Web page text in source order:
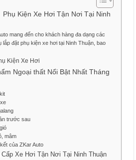
Phụ Kiện Xe Hơi Tận Nơi Tại Ninh
mang đến cho khách hàng đa dạng các
lắp đặt phụ kiện xe hơi tại Ninh Thuận, bao
Kiện Xe Hơi
Ngoại thất Nổi Bật Nhất Tháng
trước sau
mâm
của ZKar Auto
Xe Hơi Tận Nơi Tại Ninh Thuận